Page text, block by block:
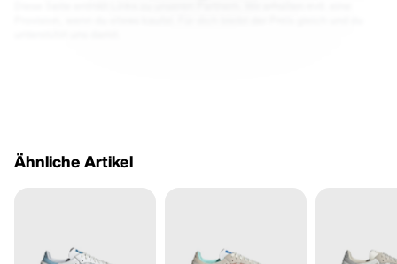
Ähnliche Artikel